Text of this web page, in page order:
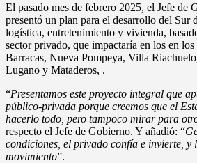
El pasado mes de febrero 2025, el Jefe de
presentó un plan para el desarrollo del Sur
logística, entretenimiento y vivienda,
sector privado, que impactaría en los en
Barracas, Nueva Pompeya, Villa
Lugano y Mataderos, .
“Presentamos este proyecto integral que
público-privada porque creemos que el
hacerlo todo, pero tampoco mirar para
respecto el Jefe de Gobierno. Y añadió: “
condiciones, el privado confía e invierte, y
movimiento”.